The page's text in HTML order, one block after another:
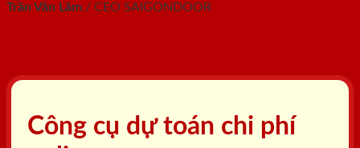
Trần Văn Lãm / CEO SAIGONDOOR
Công cụ dự toán chi phí